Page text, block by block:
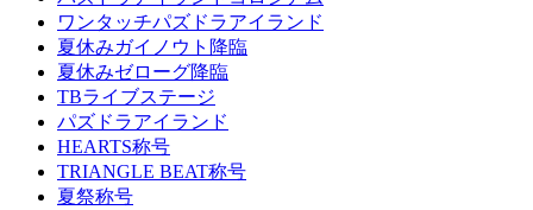
ワンタッチパズドラアイランド
夏休みガイノウト降臨
夏休みゼローグ降臨
TBライブステージ
パズドラアイランド
HEARTS称号
TRIANGLE BEAT称号
夏祭称号